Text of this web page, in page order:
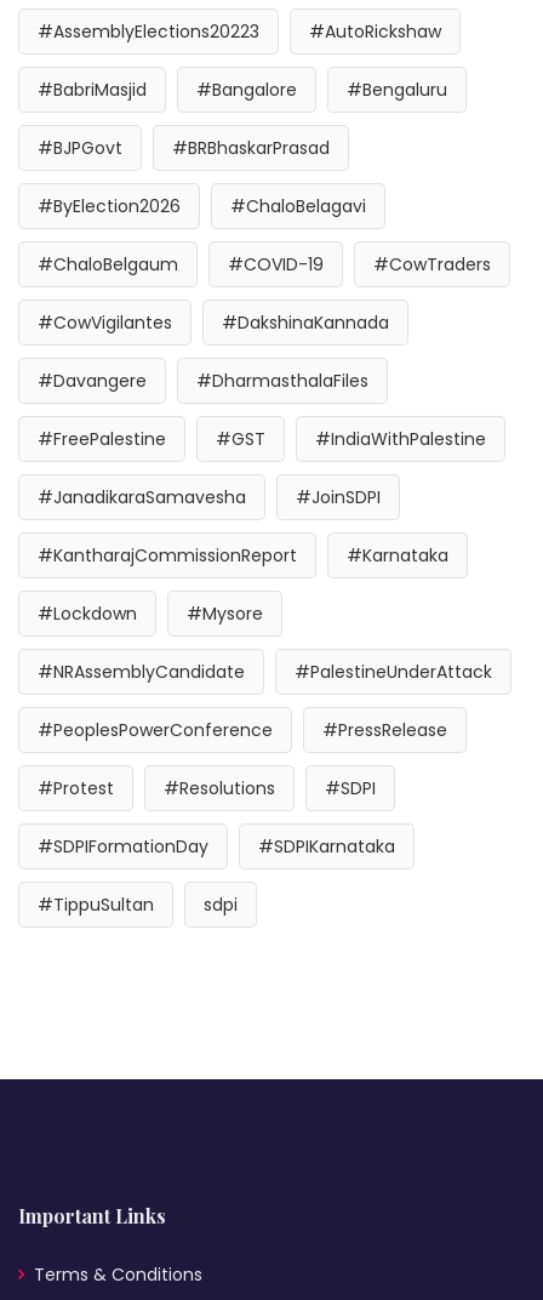
#AssemblyElections20223 #AutoRickshaw
#BabriMasjid #Bangalore #Bengaluru
#BJPGovt #BRBhaskarPrasad
#ByElection2026 #ChaloBelagavi
#ChaloBelgaum #COVID-19 #CowTraders
#CowVigilantes #DakshinaKannada
#Davangere #DharmasthalaFiles
#FreePalestine #GST #IndiaWithPalestine
#JanadikaraSamavesha #JoinSDPI
#KantharajCommissionReport #Karnataka
#Lockdown #Mysore
#NRAssemblyCandidate #PalestineUnderAttack
#PeoplesPowerConference #PressRelease
#Protest #Resolutions #SDPI
#SDPIFormationDay #SDPIKarnataka
#TippuSultan sdpi
Important Links
Terms & Conditions